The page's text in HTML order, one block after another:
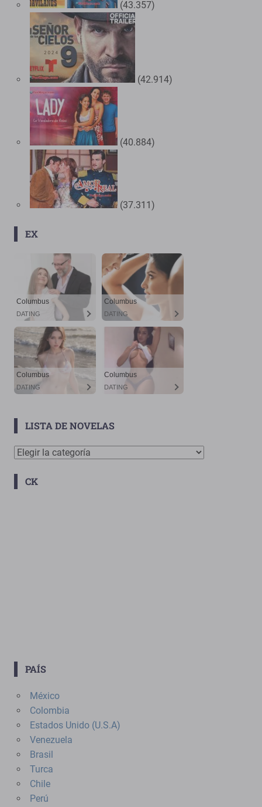
(43.357)
(42.914)
(40.884)
(37.311)
EX
LISTA DE NOVELAS
Lista
Novelas
CK
PAÍS
México
Colombia
Estados Unido (U.S.A)
Venezuela
Brasil
Turca
Chile
Perú